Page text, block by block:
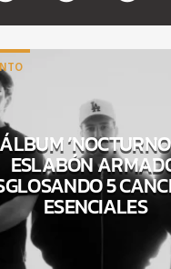
DJ DE FIN DE
AM
ÁLBUM
ESLABÓN
5
ESENCIALES